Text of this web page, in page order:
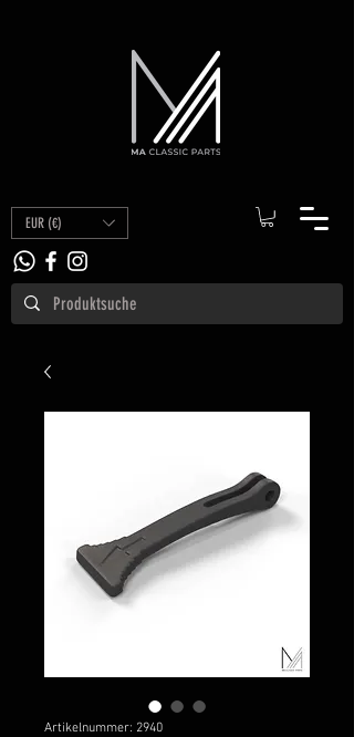
EUR (€)
Artikelnummer: 2940